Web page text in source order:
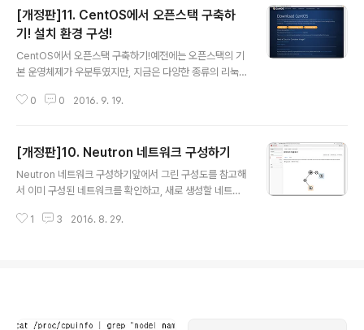
도를 그려보자Single Node에 오픈스택을 설치할 때는
테스트나 스터디를 위한 설치이므로 사용하고 있는 컴퓨터
에 VirtualBox나 VMWare로 생성한 가상서버를 주로 이
용합니다. 이때 생성한 가상서버에 CentOS를 설치합니
다. 레드햇에서 서비스하는 RDO PackStack을 이용해서
그림 6-1과 같은 네트워크 구성으로 설치하겠습니다. IP
[개정판]11. CentOS에서 오픈스택 구축하
기! 설치 환경 구성!
CentOS에서 오픈스택 구축하기!예전에는 오픈스택의 기
본 운영체제가 우분투였지만, 지금은 다양한 종류의 리눅
외에 데비안, 오픈수세와 수세, 레드햇 엔터프라이즈 리눅
는 것이 레드햇입니다. 그러나 레드햇은 라이선스 비용이
들기 때문에 이와 유사한 커널이 있는 CentOS에서 오픈
스택을 설치하겠습니다. 그리고 테스트 및 스터디를 위해
de 오픈스택을 설치하겠습니다. 설치 환경을 만들어 보자
0 0 2016. 9. 19.
[개정판]10. Neutron 네트워크 구성하기
Neutron 네트워크 구성하기앞에서 그린 구성도를 참고해
서 이미 구성된 네트워크를 확인하고, 새로 생성할 네트워
데브스택이 설치될 때 자동으로 설치됩니다. 그러나 Tena
으며, enp0s8에 설정되어 있던 IP가 br-enp0s8의 IP
1 3 2016. 8. 29.